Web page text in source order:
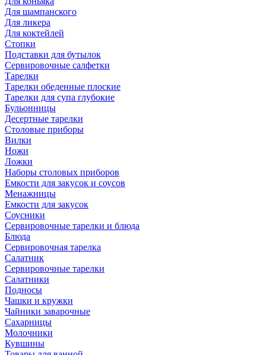
Для шампанского
Для ликера
Для коктейлей
Стопки
Подставки для бутылок
Сервировочные салфетки
Тарелки
Тарелки обеденные плоские
Тарелки для супа глубокие
Бульонницы
Десертные тарелки
Столовые приборы
Вилки
Ножи
Ложки
Наборы столовых приборов
Емкости для закусок и соусов
Менажницы
Емкости для закусок
Соусники
Сервировочные тарелки и блюда
Блюда
Сервировочная тарелка
Салатник
Сервировочные тарелки
Салатники
Подносы
Чашки и кружки
Чайники заварочные
Сахарницы
Молочники
Кувшины